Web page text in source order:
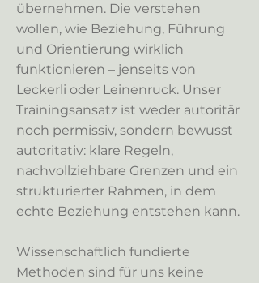
übernehmen. Die verstehen
wollen, wie Beziehung, Führung
und Orientierung wirklich
funktionieren – jenseits von
Leckerli oder Leinenruck. Unser
Trainingsansatz ist weder autoritär
noch permissiv, sondern bewusst
autoritativ: klare Regeln,
nachvollziehbare Grenzen und ein
strukturierter Rahmen, in dem
echte Beziehung entstehen kann.
Wissenschaftlich fundierte
Methoden sind für uns keine